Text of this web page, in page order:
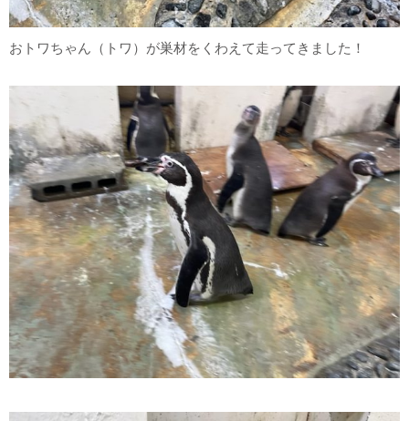
おトワちゃん（トワ）が巣材をくわえて走ってきました！